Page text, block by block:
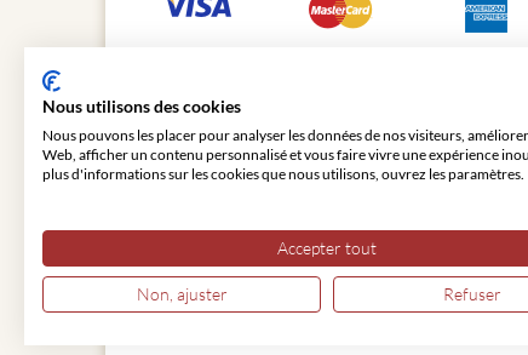
Nous utilisons des cookies
Nous pouvons les placer pour analyser les données de nos visiteurs,
Web, afficher un contenu personnalisé et vous faire vivre une expérience
plus d'informations sur les cookies que nous utilisons, ouvrez les paramètres.
Accepter tout
Non, ajuster Refuser